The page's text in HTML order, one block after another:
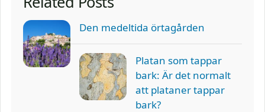
Den medeltida örtagården
Platan som tappar
bark: Är det normalt
att plataner tappar
bark?